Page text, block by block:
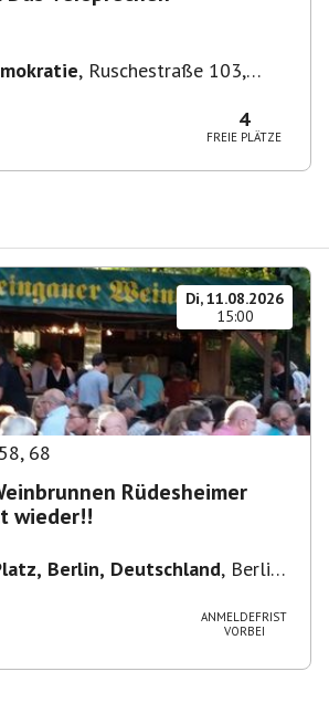
, Ruschestraße 103,
4
FREIE PLÄTZE
Di, 11.08.2026
15:00
, 68
Rüdesheimer
wieder!!
Berlin, Deutschland, Berlin-
ANMELDEFRIST
VORBEI